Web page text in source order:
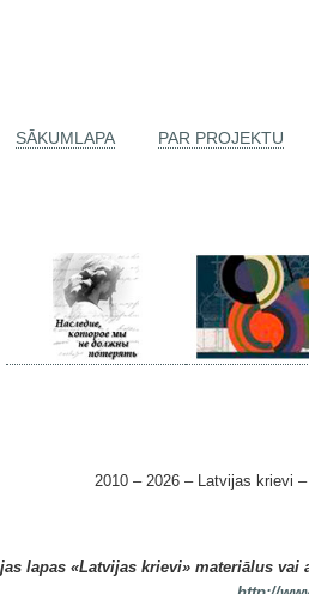
SĀKUMLAPA PAR PROJEKTU
2010 – 2026 – Latvijas krievi –
lapas «Latvijas krievi» materiālus